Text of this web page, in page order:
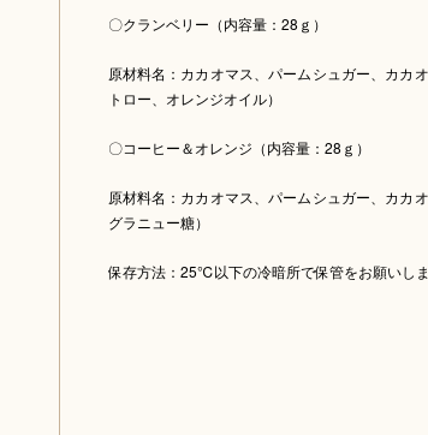
〇クランベリー（内容量：28ｇ）
原材料名：カカオマス、パームシュガー、カカ
トロー、オレンジオイル）
〇コーヒー＆オレンジ（内容量：28ｇ）
原材料名：カカオマス、パームシュガー、カカ
グラニュー糖）
保存方法：25℃以下の冷暗所で保管をお願いし